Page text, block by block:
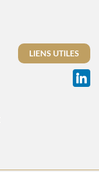
LIENS UTILES